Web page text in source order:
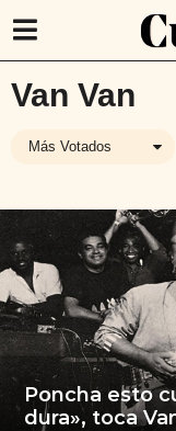
Van Van
Más Votados
Poncha esto
dura», toca